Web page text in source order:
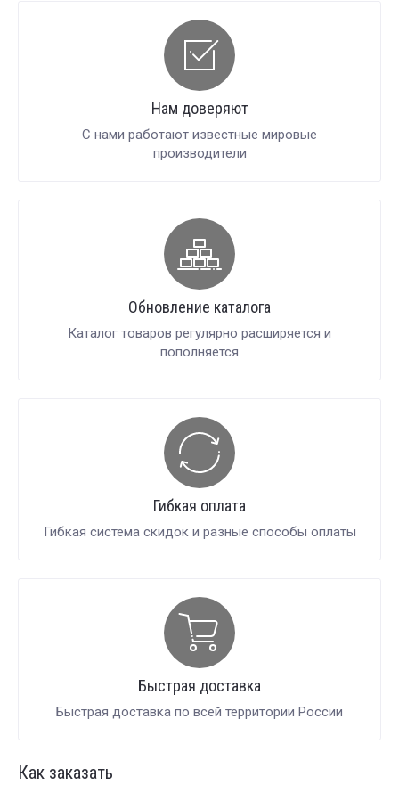
Нам доверяют
С нами работают известные мировые
производители
Обновление каталога
Каталог товаров регулярно расширяется и
пополняется
Гибкая оплата
Гибкая система скидок и разные способы оплаты
Быстрая доставка
Быстрая доставка по всей территории России
Как заказать